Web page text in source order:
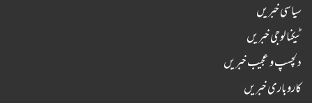
سیاسی خبریں
ٹیکنالوجی خبریں
دلچسپ و عجیب خبریں
کاروباری خبریں